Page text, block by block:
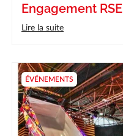
Engagement RSE
Lire la suite
ÉVÉNEMENTS